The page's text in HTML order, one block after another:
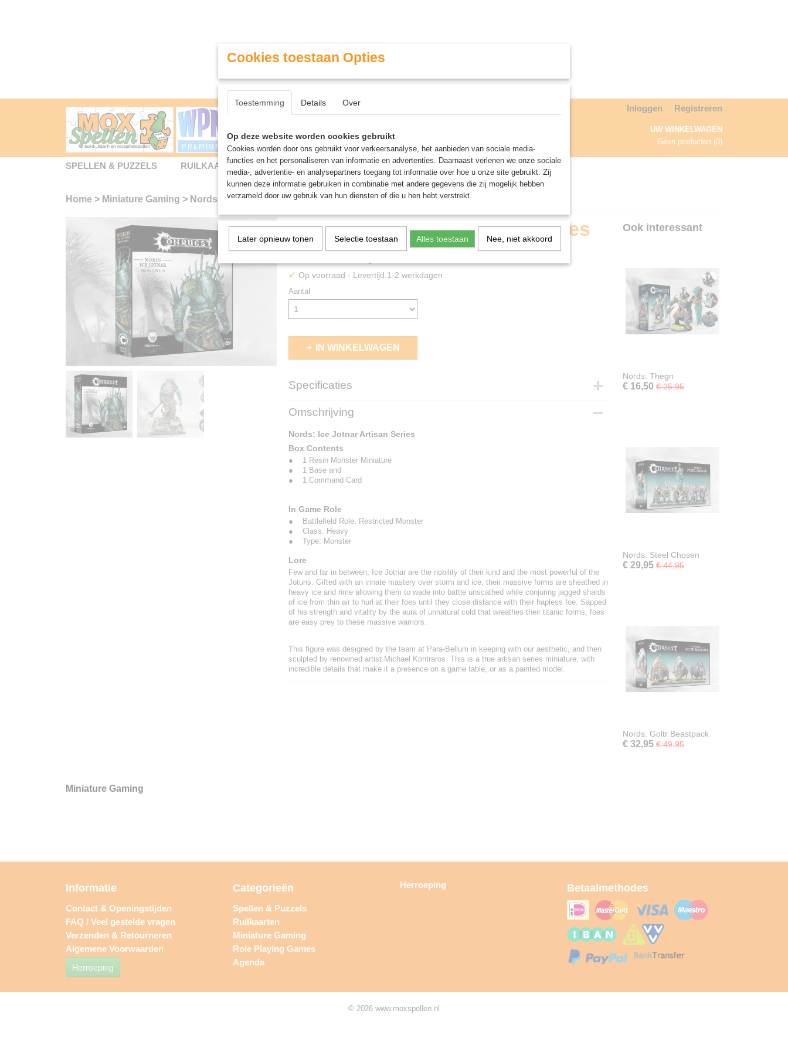
Contact & Openingstijden Inloggen Registreren
UW WINKELWAGEN
Geen producten (0)
SPELLEN & PUZZELS RUILKAARTEN MINIATURE GAMING ROLE PLAYING GAMES AGENDA
Home > Miniature Gaming > Nords: Ice Jotnar Artisan Series
Nords: Ice Jotnar Artisan Series
€ 84,95
✓ Op voorraad - Levertijd 1-2 werkdagen
Aantal
IN WINKELWAGEN
Specificaties
EAN code
Omschrijving
Nords: Ice Jotnar Artisan Series
Box Contents
● 1 Resin Monster Miniature
● 1 Base and
● 1 Command Card
In Game Role
● Battlefield Role: Restricted Monster
● Class: Heavy
● Type: Monster
Lore
Few and far in between, Ice Jotnar are the nobility of their kind and the most powerful of the
Jotuns. Gifted with an innate mastery over storm and ice, their massive forms are sheathed in
heavy ice and rime allowing them to wade into battle unscathed while conjuring jagged shards
of ice from thin air to hurl at their foes until they close distance with their hapless foe. Sapped
of his strength and vitality by the aura of unnatural cold that wreathes their titanic forms, foes
are easy prey to these massive warriors.
This figure was designed by the team at Para-Bellum in keeping with our aesthetic, and then
sculpted by renowned artist Michael Kontraros. This is a true artisan series miniature, with
incredible details that make it a presence on a game table, or as a painted model.
Ook interessant
Nords: Thegn
€ 16,50 € 25,95
Nords: Steel Chosen
€ 29,95 € 44,95
Nords: Goltr Beastpack
€ 32,95 € 49,95
Miniature Gaming
Informatie
Contact & Openingstijden
FAQ / Veel gestelde vragen
Verzenden & Retourneren
Algemene Voorwaarden
Herroeping
Categorieën
Spellen & Puzzels
Ruilkaarten
Miniature Gaming
Role Playing Games
Agenda
Herroeping Betaalmethodes
© 2026 www.moxspellen.nl
Cookies toestaan Opties
Toestemming Details Over
Op deze website worden cookies gebruikt
Cookies worden door ons gebruikt voor verkeersanalyse, het aanbieden van sociale media-
functies en het personaliseren van informatie en advertenties. Daarnaast verlenen we onze sociale
media-, advertentie- en analysepartners toegang tot informatie over hoe u onze site gebruikt. Zij
kunnen deze informatie gebruiken in combinatie met andere gegevens die zij mogelijk hebben
verzameld door uw gebruik van hun diensten of die u hen hebt verstrekt.
Later opnieuw tonen Selectie toestaan Alles toestaan Nee, niet akkoord